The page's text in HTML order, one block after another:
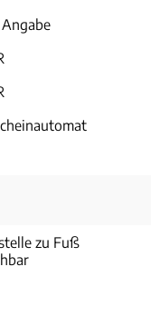
zu Fuß